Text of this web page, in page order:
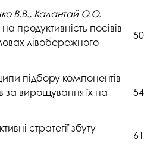
В.В., Калантай О.О.
продуктивність посівів
лівобережного
50
підбору компонентів
за вирощування їх на
54
стратегії збуту
61